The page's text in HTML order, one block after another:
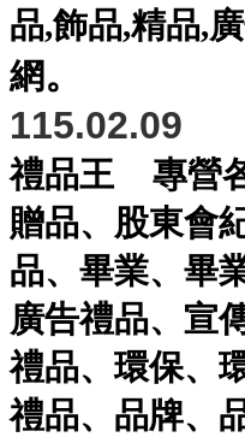
品,飾品,精品,
網。
115.02.09
禮品王 專營
贈品、 股東會
品、 畢業、 畢
廣告禮品、 宣
禮品、環保、
禮品、 品牌、